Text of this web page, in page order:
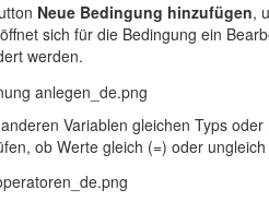
Neue Bedingung hinzufügen,
sich für die Bedingung ein
werden.
Variablen gleichen Typs
ob Werte gleich (=) oder